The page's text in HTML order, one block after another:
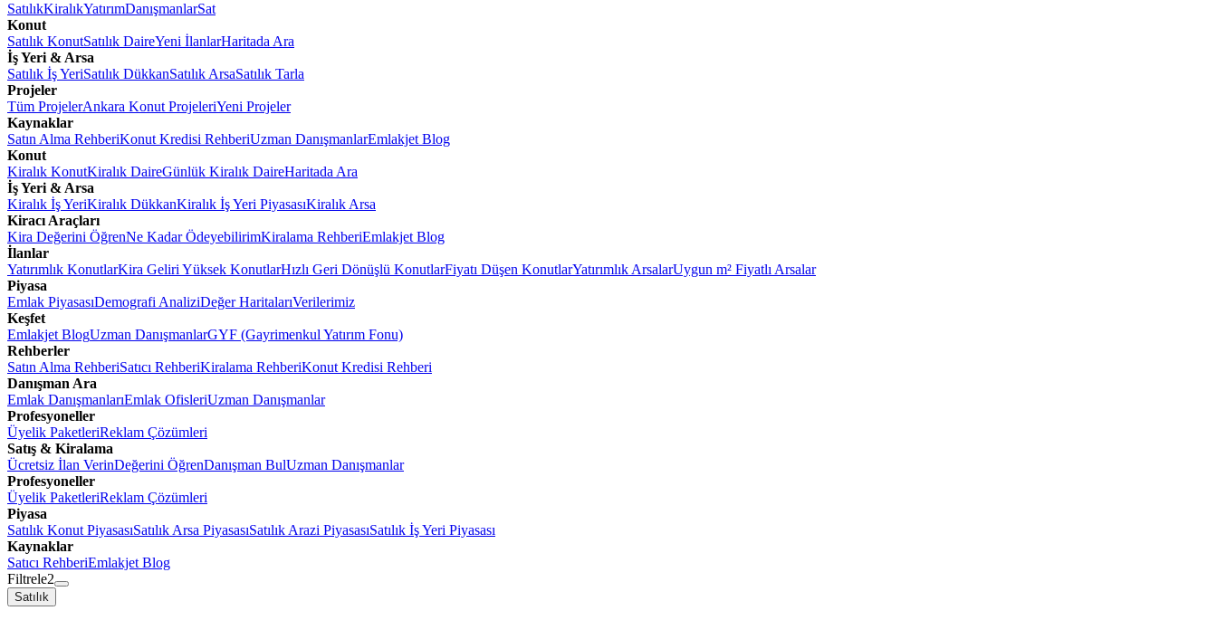
SatılıkKiralıkYatırımDanışmanlarSat
Konut
Satılık KonutSatılık DaireYeni İlanlarHaritada Ara
İş Yeri & Arsa
Satılık İş YeriSatılık DükkanSatılık ArsaSatılık Tarla
Projeler
Tüm ProjelerAnkara Konut ProjeleriYeni Projeler
Kaynaklar
Satın Alma RehberiKonut Kredisi RehberiUzman DanışmanlarEmlakjet Blog
Konut
Kiralık KonutKiralık DaireGünlük Kiralık DaireHaritada Ara
İş Yeri & Arsa
Kiralık İş YeriKiralık DükkanKiralık İş Yeri PiyasasıKiralık Arsa
Kiracı Araçları
Kira Değerini ÖğrenNe Kadar ÖdeyebilirimKiralama RehberiEmlakjet Blog
İlanlar
Yatırımlık KonutlarKira Geliri Yüksek KonutlarHızlı Geri Dönüşlü KonutlarFiyatı Düşen KonutlarYatırımlık ArsalarUygun m² Fiyatlı Arsalar
Piyasa
Emlak PiyasasıDemografi AnaliziDeğer HaritalarıVerilerimiz
Keşfet
Emlakjet BlogUzman DanışmanlarGYF (Gayrimenkul Yatırım Fonu)
Rehberler
Satın Alma RehberiSatıcı RehberiKiralama RehberiKonut Kredisi Rehberi
Danışman Ara
Emlak DanışmanlarıEmlak OfisleriUzman Danışmanlar
Profesyoneller
Üyelik PaketleriReklam Çözümleri
Satış & Kiralama
Ücretsiz İlan VerinDeğerini ÖğrenDanışman BulUzman Danışmanlar
Profesyoneller
Üyelik PaketleriReklam Çözümleri
Piyasa
Satılık Konut PiyasasıSatılık Arsa PiyasasıSatılık Arazi PiyasasıSatılık İş Yeri Piyasası
Kaynaklar
Satıcı RehberiEmlakjet Blog
Filtrele2
Satılık